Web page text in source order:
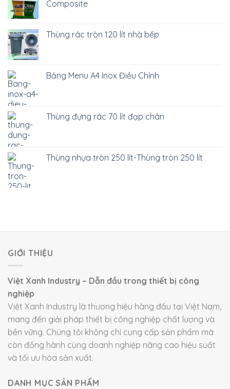
Composite
Thùng rác tròn 120 lít nhà bếp
Bảng Menu A4 Inox Điều Chỉnh
Thùng đựng rác 70 lít đạp chân
Thùng nhựa tròn 250 lít-Thùng tròn 250 lít
GIỚI THIỆU
Việt Xanh Industry – Dẫn đầu trong thiết bị công
nghiệp
Việt Xanh Industry là thương hiệu hàng đầu tại Việt Nam,
mang đến giải pháp thiết bị công nghiệp chất lượng và
bền vững. Chúng tôi không chỉ cung cấp sản phẩm mà
còn đồng hành cùng doanh nghiệp nâng cao hiệu suất
và tối ưu hóa sản xuất.
DANH MỤC SẢN PHẨM